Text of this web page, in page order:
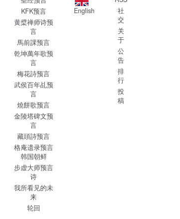
KFK预言
黄檗禅师诗预
言
馬前課预言
乾坤萬年歌预
言
梅花詩预言
武侯百年乩预
言
燒餅歌预言
金陵塔碑文预
言
藏頭詩预言
格庵遗录预言
韩国朝鲜
步虚大师预言
诗
我所看见的未
来
轮回
English
社
交
关
于
公
告
排
行
投
稿